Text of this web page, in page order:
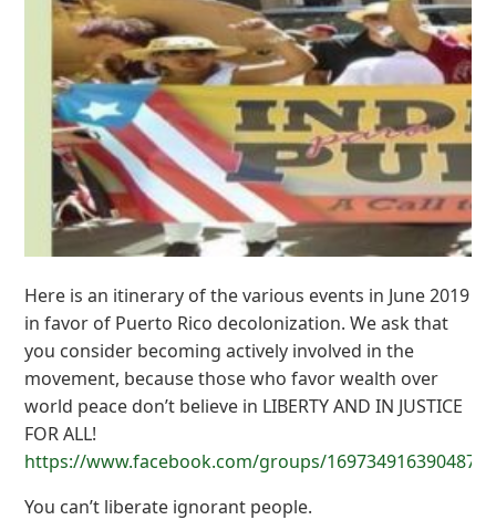
Here is an itinerary of the various events in June 2019
in favor of Puerto Rico decolonization. We ask that
you consider becoming actively involved in the
movement, because those who favor wealth over
world peace don’t believe in LIBERTY AND IN JUSTICE
FOR ALL!
https://www.facebook.com/groups/1697349163904877/
You can’t liberate ignorant people.